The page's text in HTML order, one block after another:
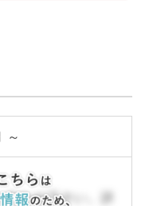
～
合わせ下さい。詳